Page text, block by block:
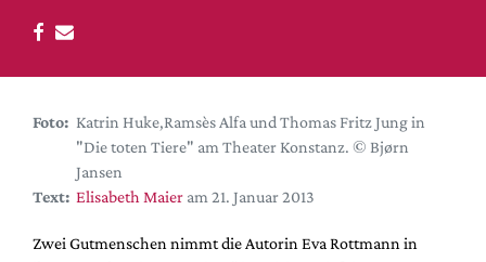
DdB-map
Premierensuche
Festival-Planer
Hefte
Alle Hefte
Foto: Katrin Huke,Ramsès Alfa und Thomas Fritz Jung in
"Die toten Tiere" am Theater Konstanz. © Bjørn
Jansen
Text: Elisabeth Maier am 21. Januar 2013
Zwei Gutmenschen nimmt die Autorin Eva Rottmann in